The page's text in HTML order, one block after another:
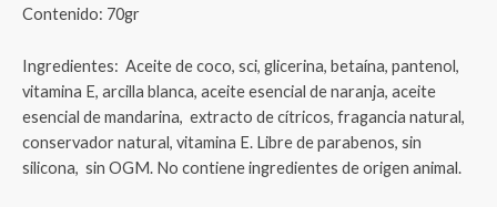
Contenido: 70gr
Ingredientes: Aceite de coco, sci, glicerina, betaína, pantenol,
vitamina E, arcilla blanca, aceite esencial de naranja, aceite
esencial de mandarina, extracto de cítricos, fragancia natural,
conservador natural, vitamina E. Libre de parabenos, sin
silicona, sin OGM. No contiene ingredientes de origen animal.